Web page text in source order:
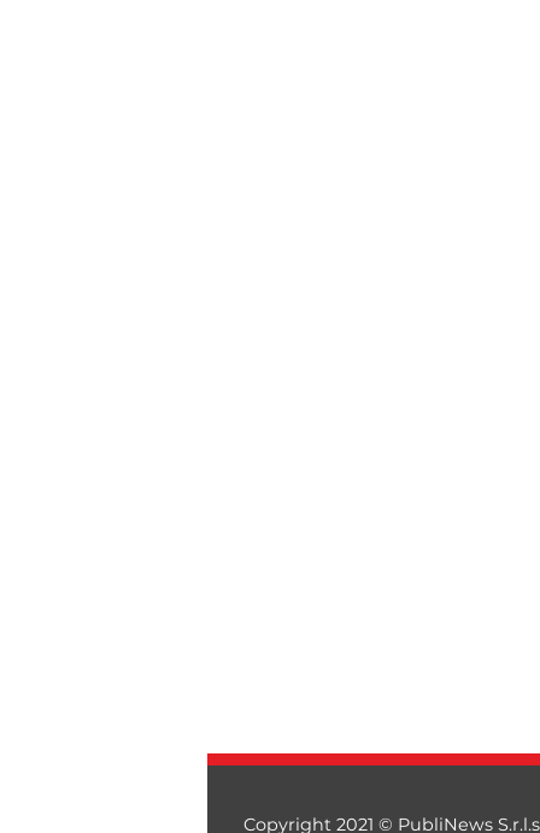
Copyright 2021 © PubliNews